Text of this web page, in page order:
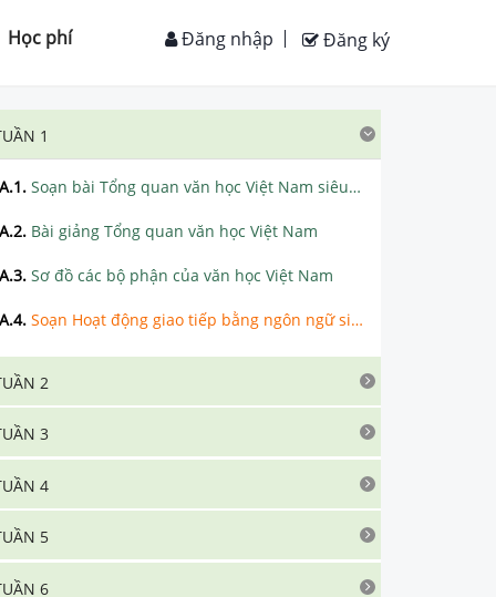
Học phí Đăng ký
Đăng nhập
1
A.1. Soạn bài Tổng quan văn học Việt Nam siêu ngắn
A.2. Bài giảng Tổng quan văn học Việt Nam
A.3. Sơ đồ các bộ phận của văn học Việt Nam
A.4. Soạn Hoạt động giao tiếp bằng ngôn ngữ siêu ngắn
2
3
4
5
6